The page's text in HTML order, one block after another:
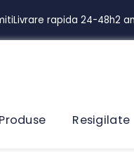
Livrare rapida 24-48h
Produse